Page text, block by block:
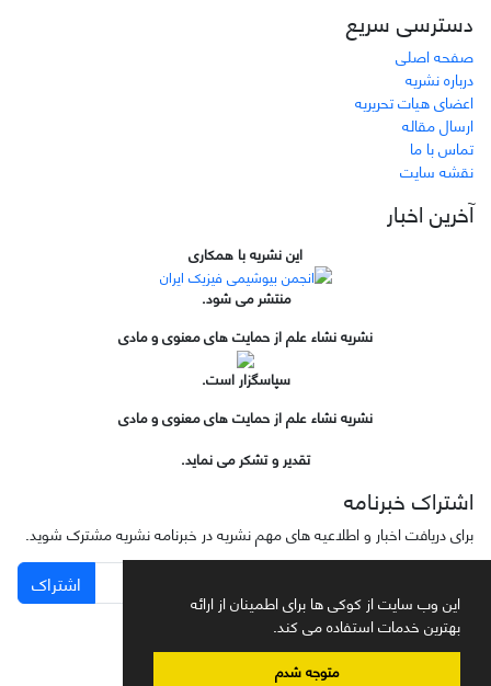
این وب سایت از کوکی ها برای اطمینان از ارائه
بهترین خدمات استفاده می کند.
متوجه شدم
دسترسی سریع
صفحه اصلی
درباره نشریه
اعضای هیات تحریریه
ارسال مقاله
تماس با ما
نقشه سایت
آخرین اخبار
این نشریه با همکاری
منتشر می شود.
نشریه نشاء علم از حمایت های معنوی و مادی
سپاسگزار است.
نشریه نشاء علم از حمایت های معنوی و مادی
تقدیر و تشکر می نماید.
اشتراک خبرنامه
برای دریافت اخبار و اطلاعیه های مهم نشریه در خبرنامه نشریه مشترک شوید.
اشتراک